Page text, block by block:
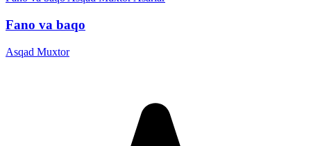
Fano va baqo
Asqad Muxtor